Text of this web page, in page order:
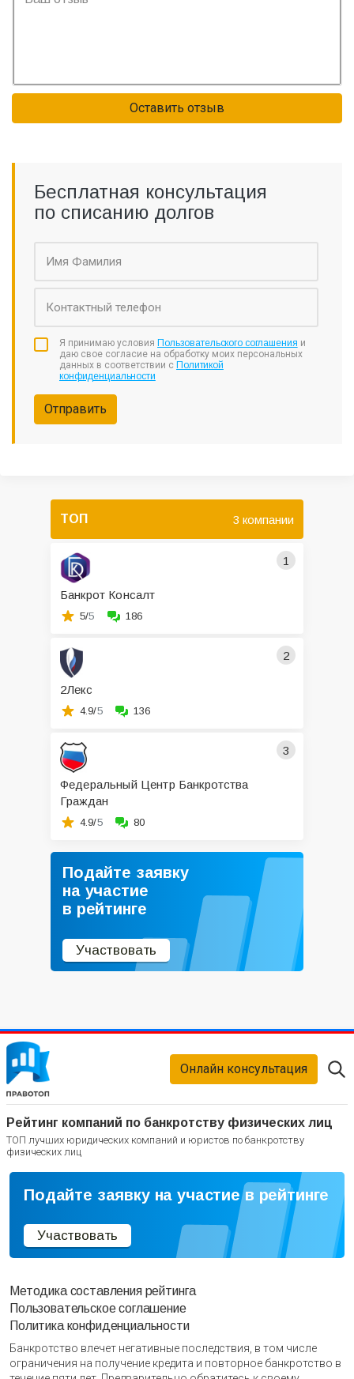
Оставить отзыв
Бесплатная консультация
по списанию долгов
Я принимаю условия Пользовательского соглашения и
даю свое согласие на обработку моих персональных
данных в соответствии с Политикой
конфиденциальности
Отправить
ТОП 3 компании
1
Банкрот Консалт
5/5 186
2
2Лекс
4.9/5 136
3
Федеральный Центр Банкротства
Граждан
4.9/5 80
Подайте заявку
на участие
в рейтинге
Участвовать
Рейтинг компаний по банкротству физических лиц
ТОП лучших юридических компаний и юристов по банкротству
физических лиц
Онлайн консультация
Подайте заявку на участие в рейтинге
Участвовать
Методика составления рейтинга
Пользовательское соглашение
Политика конфиденциальности
Банкротство влечет негативные последствия, в том числе
ограничения на получение кредита и повторное банкротство в